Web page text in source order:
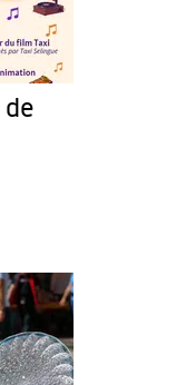
de